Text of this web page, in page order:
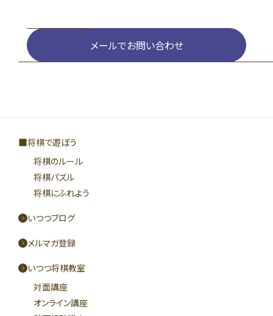
メールでお問い合わせ
将棋で遊ぼう
将棋のルール
将棋パズル
将棋にふれよう
いつつブログ
メルマガ登録
いつつ将棋教室
対面講座
オンライン講座